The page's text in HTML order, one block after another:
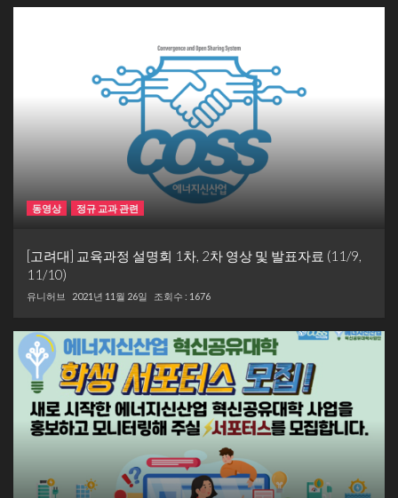
동영상 정규 교과 관련
[고려대] 교육과정 설명회 1차, 2차 영상 및 발표자료 (11/9,
11/10)
유니허브 2021년 11월 26일 조회수 : 1676